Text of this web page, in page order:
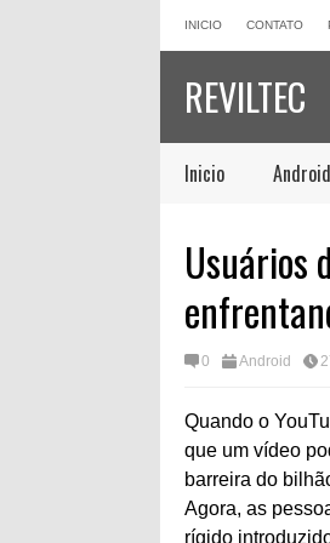
INICIO CONTATO
REVILTEC
Inicio Android
Usuários
0 Android
Quando o
que um vídeo
barreira do
Agora, as
rígido